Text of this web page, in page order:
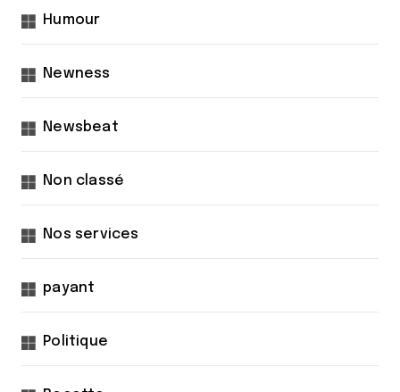
Humour
Newness
Newsbeat
Non classé
Nos services
payant
Politique